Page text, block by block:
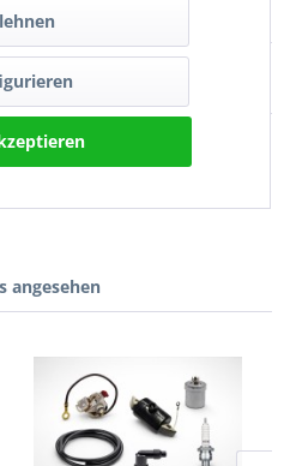
Bremszylinder
Bremsleitung Set für...
angesehen